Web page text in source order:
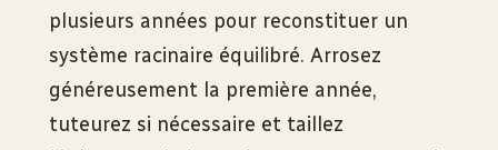
plusieurs années pour reconstituer un
système racinaire équilibré. Arrosez
généreusement la première année,
tuteurez si nécessaire et taillez